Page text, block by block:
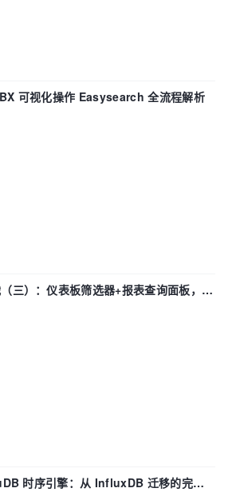
可视化操作 Easysearch 全流程解析
三）：仪表板筛选器+报表查询面板，参
时序引擎：从 InfluxDB 迁移的完整